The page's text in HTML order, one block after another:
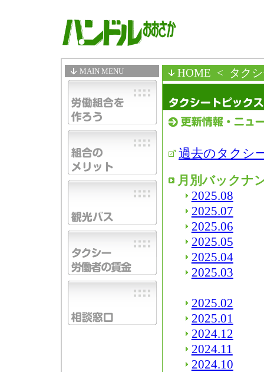
MAIN MENU HOME < タク
過去のタクシ
月別バックナ
2025.08
2025.07
2025.06
2025.05
2025.04
2025.03
2025.02
2025.01
2024.12
2024.11
2024.10